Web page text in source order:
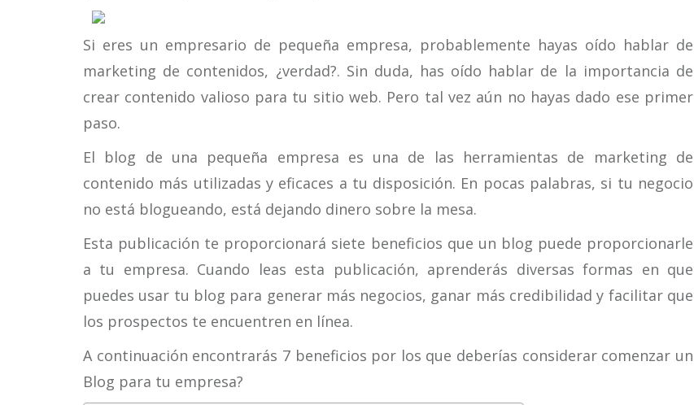
Si eres un empresario de pequeña empresa, probablemente hayas oído hablar de
marketing de contenidos, ¿verdad?. Sin duda, has oído hablar de la importancia de
crear contenido valioso para tu sitio web. Pero tal vez aún no hayas dado ese primer
paso.
El blog de una pequeña empresa es una de las herramientas de marketing de
contenido más utilizadas y eficaces a tu disposición. En pocas palabras, si tu negocio
no está blogueando, está dejando dinero sobre la mesa.
Esta publicación te proporcionará siete beneficios que un blog puede proporcionarle
a tu empresa. Cuando leas esta publicación, aprenderás diversas formas en que
puedes usar tu blog para generar más negocios, ganar más credibilidad y facilitar que
los prospectos te encuentren en línea.
A continuación encontrarás 7 beneficios por los que deberías considerar comenzar un
Blog para tu empresa?